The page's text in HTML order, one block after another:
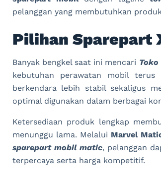
pelanggan yang membutuhkan
Pilihan Sparepart
Banyak bengkel saat ini mencari
kebutuhan perawatan mobil terus
berkendara lebih stabil sekaligus
optimal digunakan dalam berbagai
Ketersediaan produk lengkap
menunggu lama. Melalui Marvel
sparepart mobil matic, pelanggan
terpercaya serta harga kompetitif.